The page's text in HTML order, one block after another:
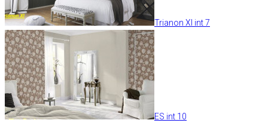
Trianon XI int 7
ES int 10